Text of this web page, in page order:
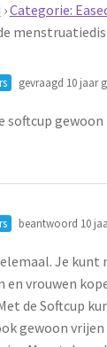
weten
›Categorie:
gevraagd 10 jaar
softcup
beantwoord 10
Je kunt
en vrouwen
de Softcup
gewoon vrijen